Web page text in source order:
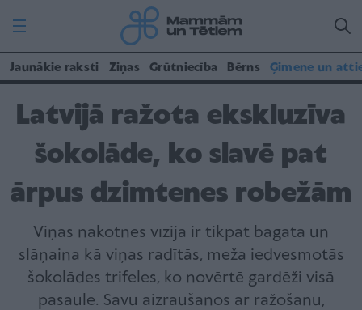
Jaunākie raksti Ziņas Grūtniecība Bērns Ģimene un
Latvijā ražota ekskluzīva
šokolāde, ko slavē pat
ārpus dzimtenes robežām
Viņas nākotnes vīzija ir tikpat bagāta un
slāņaina kā viņas radītās, meža iedvesmotās
šokolādes trifeles, ko novērtē gardēži visā
pasaulē. Savu aizraušanos ar ražošanu,